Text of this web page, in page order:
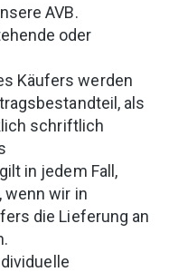
AVB.
oder
Käufers werden
als
schriftlich
in jedem Fall,
wenn wir in
die Lieferung an